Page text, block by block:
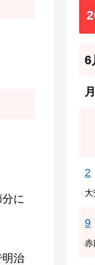
に
治
6
月
2
9
赤